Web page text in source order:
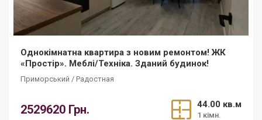
Однокімнатна квартира з новим ремонтом! ЖК
«Простір». Меблі/Техніка. Зданий будинок!
Приморський / Радостная
2529620 Грн. 44.00 кв.м
1 кімн.